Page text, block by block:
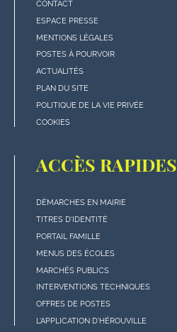
"rubriques"
en
bas
de
page
CONTACT
ESPACE PRESSE
MENTIONS LÉGALES
POSTES À POURVOIR
ACTUALITÉS
PLAN DU SITE
POLITIQUE DE LA VIE PRIVÉE
COOKIES
ACCÈS RAPIDES
Menu
"Accès
rapides"
en
bas
de
page
DÉMARCHES EN MAIRIE
TITRES D'IDENTITÉ
PORTAIL FAMILLE
MENUS DES ÉCOLES
MARCHÉS PUBLICS
INTERVENTIONS TECHNIQUES
OFFRES DE POSTES
L'APPLICATION D'HÉROUVILLE